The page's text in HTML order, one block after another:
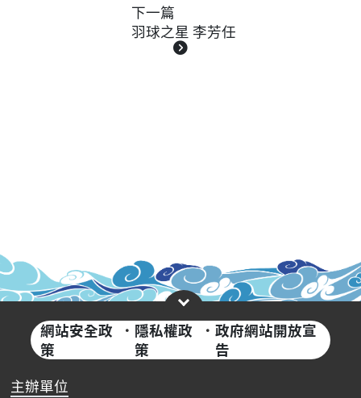
下一篇
羽球之星 李芳任
網站安全政
策
· 隱私權政
策
· 政府網站開放宣
告
主辦單位